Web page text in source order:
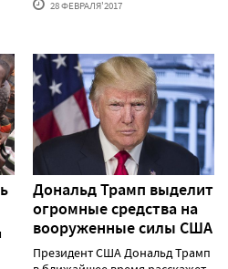
28 ФЕВРАЛЯ'2017
Дональд Трамп выделит
огромные средства на
вооруженные силы США
Президент США Дональд Трамп